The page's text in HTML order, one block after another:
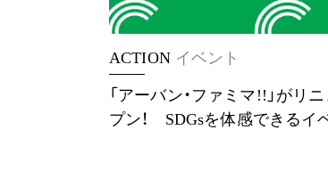
ACTION イベント
「アーバン・ファミマ!!」がリ
プン！ SDGsを体感できるイ